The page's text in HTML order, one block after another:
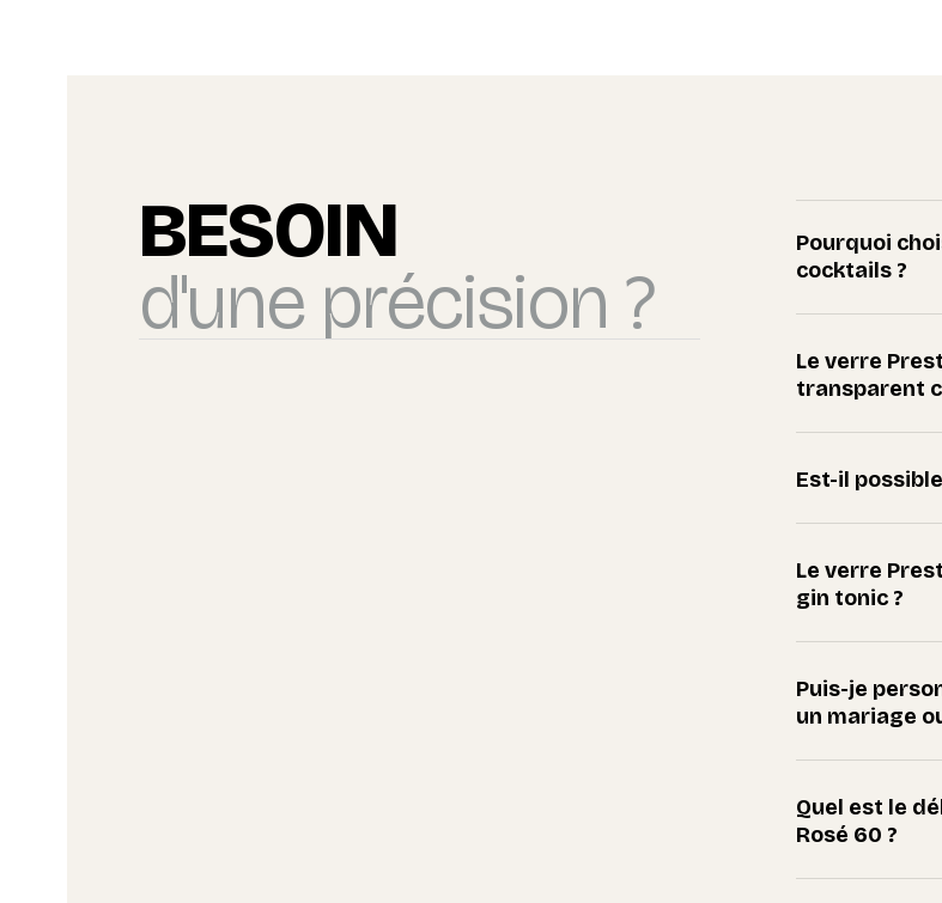
BESOIN
d'une précision ?
Pourquoi
cocktails ?
Le verre
transparent
Est-il
Le verre
gin tonic ?
Puis-je
un mariage
Quel est le
Rosé 60 ?